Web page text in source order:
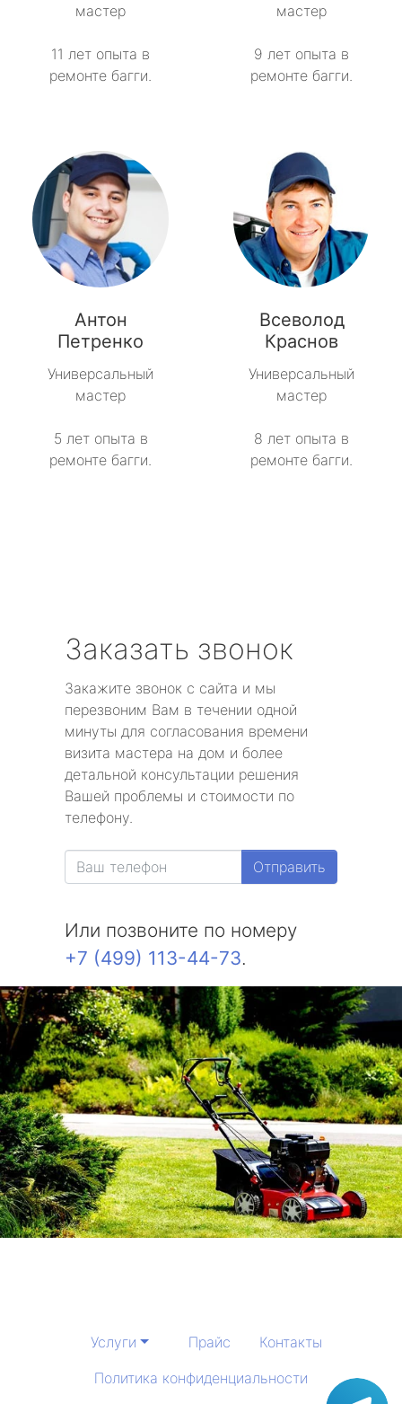
мастер
11 лет опыта в
ремонте багги.
мастер
9 лет опыта в
ремонте багги.
Антон
Петренко
Универсальный
мастер
5 лет опыта в
ремонте багги.
Всеволод
Краснов
Универсальный
мастер
8 лет опыта в
ремонте багги.
Заказать звонок
Закажите звонок с сайта и мы
перезвоним Вам в течении одной
минуты для согласования времени
визита мастера на дом и более
детальной консультации решения
Вашей проблемы и стоимости по
телефону.
Отправить
Или позвоните по номеру
+7 (499) 113-44-73.
Услуги Прайс
Контакты
Политика конфиденциальности